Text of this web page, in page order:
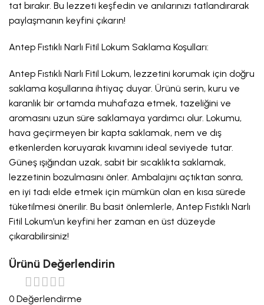
tat bırakır. Bu lezzeti keşfedin ve anılarınızı tatlandırarak
paylaşmanın keyfini çıkarın!
Antep Fıstıklı Narlı Fitil Lokum Saklama Koşulları:
Antep Fıstıklı Narlı Fitil Lokum, lezzetini korumak için doğru
saklama koşullarına ihtiyaç duyar. Ürünü serin, kuru ve
karanlık bir ortamda muhafaza etmek, tazeliğini ve
aromasını uzun süre saklamaya yardımcı olur. Lokumu,
hava geçirmeyen bir kapta saklamak, nem ve dış
etkenlerden koruyarak kıvamını ideal seviyede tutar.
Güneş ışığından uzak, sabit bir sıcaklıkta saklamak,
lezzetinin bozulmasını önler. Ambalajını açtıktan sonra,
en iyi tadı elde etmek için mümkün olan en kısa sürede
tüketilmesi önerilir. Bu basit önlemlerle, Antep Fıstıklı Narlı
Fitil Lokum’un keyfini her zaman en üst düzeyde
çıkarabilirsiniz!
Ürünü Değerlendirin
0 Değerlendirme